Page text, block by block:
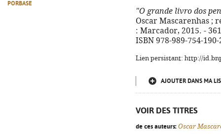
PORBASE
"O grande livro dos
Oscar Mascarenhas ;
: Marcador, 2015. -
ISBN 978-989-754-190-
Lien persistant: http://
AJOUTER DANS MA
VOIR DES TITRES
de ces auteurs: Oscar